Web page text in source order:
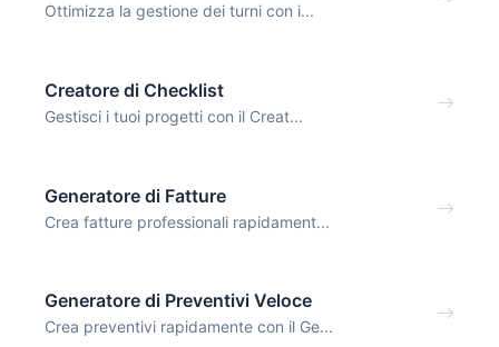
Ottimizza la gestione dei turni con i...
Creatore di Checklist
Gestisci i tuoi progetti con il Creat...
Generatore di Fatture
Crea fatture professionali rapidament...
Generatore di Preventivi Veloce
Crea preventivi rapidamente con il Ge...